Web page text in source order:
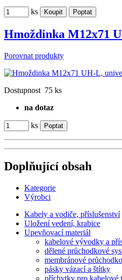
ks
Hmoždinka M12x71
Porovnat produkty
Dostupnost 75 ks
na dotaz
ks
Doplňující obsah
Kategorie
Výrobci
Kabely a vodiče, příslušenství
Uložení vedení, krabice
Upevňovací materiál
kabelové vývodky a
dělené průchodkové
membránové
pásky vázací a štítky
příchytky pro kabelové